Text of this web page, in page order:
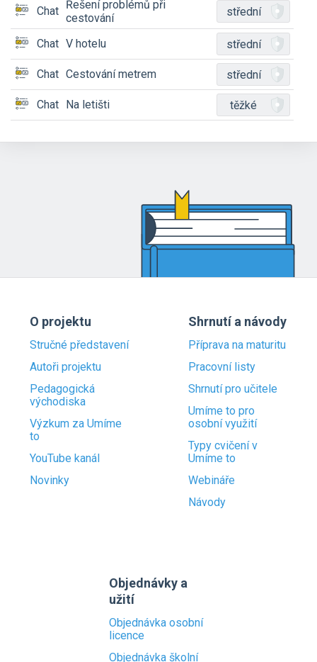
Chat Řešení problémů při
cestování
střední
Chat V hotelu střední
Chat Cestování metrem střední
Chat Na letišti těžké
O projektu
Stručné představení
Autoři projektu
Pedagogická
východiska
Výzkum za Umíme
to
YouTube kanál
Novinky
Shrnutí a návody
Příprava na maturitu
Pracovní listy
Shrnutí pro učitele
Umíme to pro
osobní využití
Typy cvičení v
Umíme to
Webináře
Návody
Objednávky a
užití
Objednávka osobní
licence
Objednávka školní